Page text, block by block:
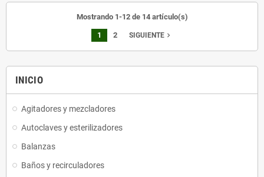
INICIO
Agitadores y mezcladores
Autoclaves y esterilizadores
Balanzas
Baños y recirculadores
Mostrando 1-12 de 14 artículo(s)
1 2 SIGUIENTE navigate_next